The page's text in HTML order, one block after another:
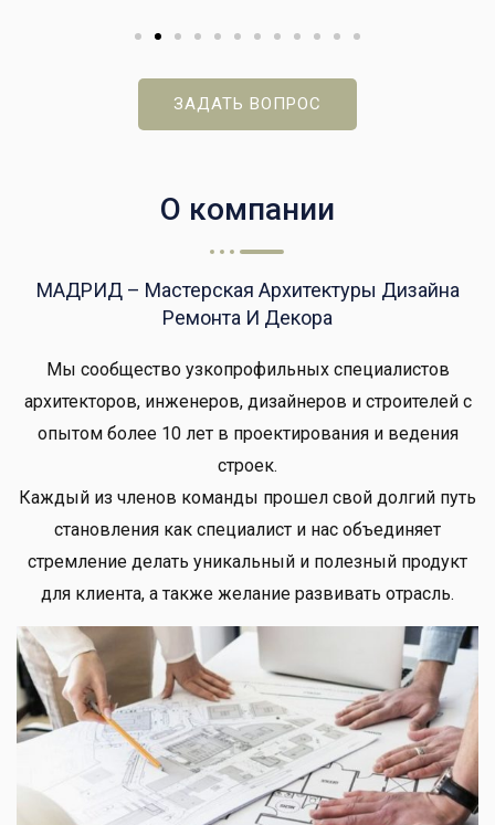
ЗАДАТЬ ВОПРОС
О компании
МАДРИД – Мастерская Архитектуры Дизайна
Ремонта И Декора
Мы сообщество узкопрофильных специалистов
архитекторов, инженеров, дизайнеров и строителей с
опытом более 10 лет в проектирования и ведения
строек.
Каждый из членов команды прошел свой долгий путь
становления как специалист и нас объединяет
стремление делать уникальный и полезный продукт
для клиента, а также желание развивать отрасль.